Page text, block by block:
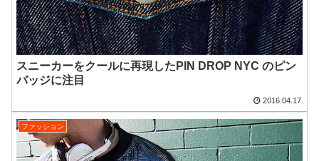
スニーカーをクールに再現したPIN DROP NYC のピン
バッジに注目
2016.04.17
ファッション